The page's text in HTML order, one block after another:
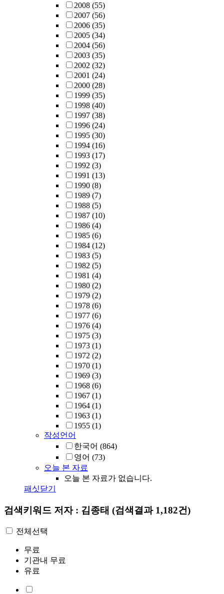
2008 (55)
2007 (56)
2006 (35)
2005 (34)
2004 (56)
2003 (35)
2002 (32)
2001 (24)
2000 (28)
1999 (35)
1998 (40)
1997 (38)
1996 (24)
1995 (30)
1994 (16)
1993 (17)
1992 (3)
1991 (13)
1990 (8)
1989 (7)
1988 (5)
1987 (10)
1986 (4)
1985 (6)
1984 (12)
1983 (5)
1982 (5)
1981 (4)
1980 (2)
1979 (2)
1978 (6)
1977 (6)
1976 (4)
1975 (3)
1973 (1)
1972 (2)
1970 (1)
1969 (3)
1968 (6)
1967 (1)
1964 (1)
1963 (1)
1955 (1)
작성언어
한국어 (864)
영어 (73)
오늘 본 자료
오늘 본 자료가 없습니다.
패싯닫기
검색키워드 저자 : 김종태 (검색결과 1,182건)
전체선택
무료
기관내 무료
유료